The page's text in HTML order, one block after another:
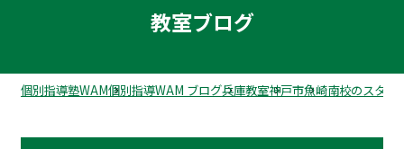
教室ブログ
個別指導塾WAM個別指導WAM ブログ兵庫教室神戸市魚崎南校のスタッ